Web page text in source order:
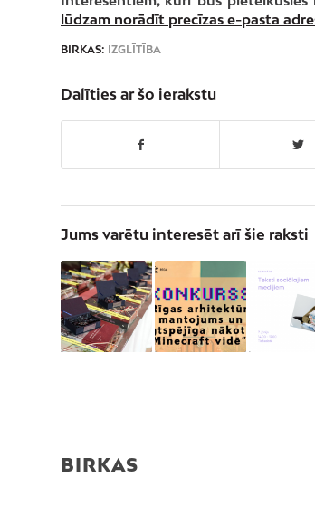
lūdzam norādīt precīzas e-pasta
BIRKAS: IZGLĪTĪBA
Dalīties ar šo ierakstu
Jums varētu interesēt arī šie raksti
BIRKAS